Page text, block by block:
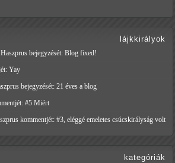
lájkkirályok
bejegyzését: Blog fixed!
Yay
bejegyzését: 21 éves a blog
#5 Miért
kommentjét: #3, eléggé emeletes csúcskirályság volt
kategóriák